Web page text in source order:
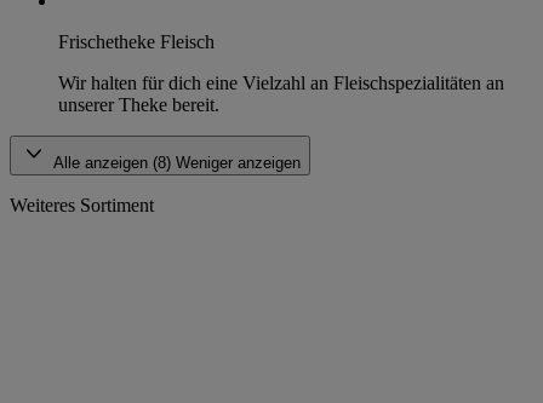
Frischetheke Fleisch
Wir halten für dich eine Vielzahl an Fleischspezialitäten an
unserer Theke bereit.
Alle anzeigen (8) Weniger anzeigen
Weiteres Sortiment